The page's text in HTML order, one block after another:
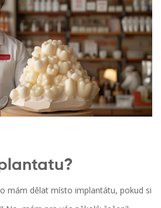
mám dělat místo implantátu, pokud si